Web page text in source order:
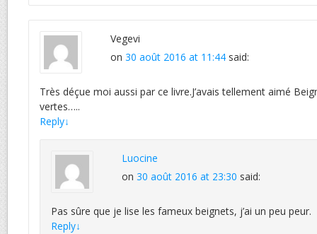
Vegevi
on 30 août 2016 at 11:44 said:
Très déçue moi aussi par ce livre.J’avais tellement aimé
vertes…..
Reply↓
Luocine
on 30 août 2016 at 23:30 said:
Pas sûre que je lise les fameux beignets, j’ai un peu peur.
Reply↓